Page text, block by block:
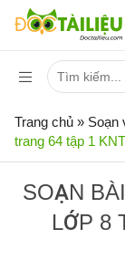
Trang chủ » Soạn
trang 64 tập 1
SOẠN
LỚP 8